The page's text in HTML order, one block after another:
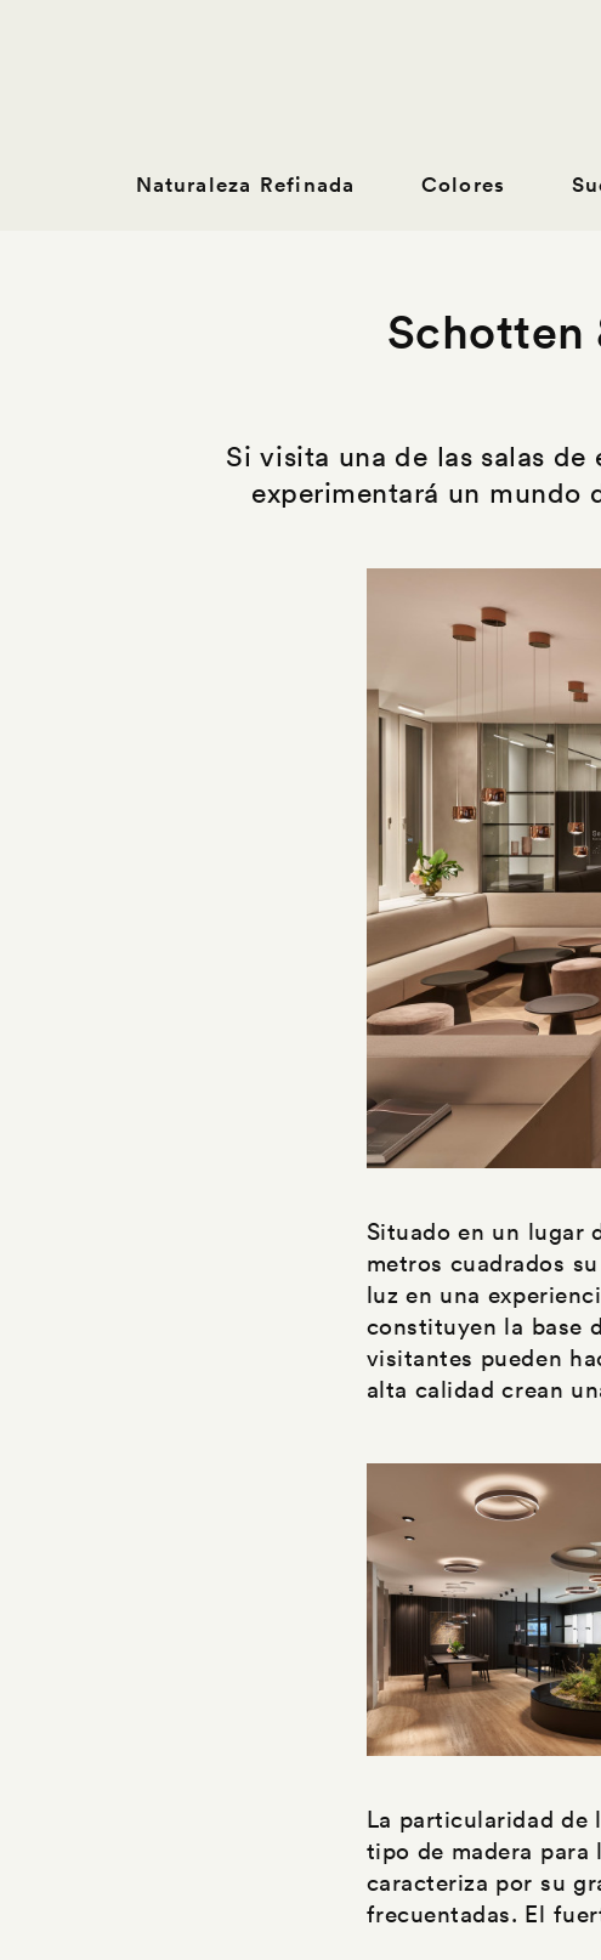
Naturaleza Refinada Colores
Schotten
Si visita una de las salas
experimentará un mundo
Situado en un lugar
metros cuadrados
luz en una
constituyen la base
visitantes pueden
alta calidad crean
La particularidad de
tipo de madera para
caracteriza por su
frecuentadas. El